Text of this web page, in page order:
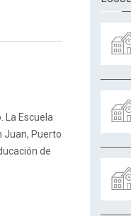
La Escuela
Juan, Puerto
de